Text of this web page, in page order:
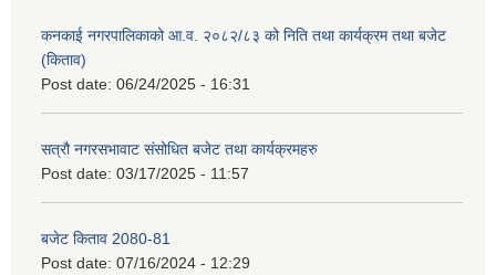
कनकाई नगरपालिकाको आ.व. २०८२/८३ को निति तथा कार्यक्रम तथा बजेट
(किताव)
Post date: 06/24/2025 - 16:31
सत्रौ नगरसभावाट संसोधित बजेट तथा कार्यक्रमहरु
Post date: 03/17/2025 - 11:57
बजेट किताव 2080-81
Post date: 07/16/2024 - 12:29